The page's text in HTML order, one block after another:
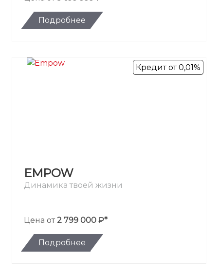
Подробнее
Кредит от 0,01%
EMPOW
Динамика твоей жизни
Цена от2 799 000 ₽*
Подробнее